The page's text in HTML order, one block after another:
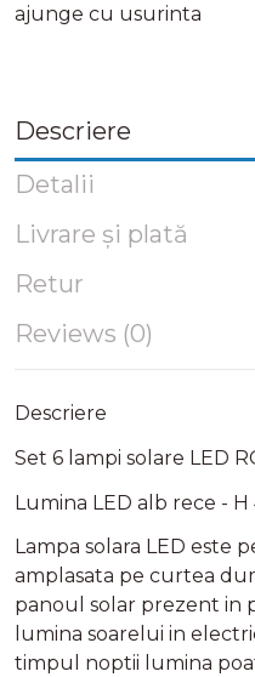
ajunge cu usurinta
Descriere
Detalii
Livrare și plată
Retur
Reviews (0)
Descriere
Set 6 lampi solare LED
Lumina LED alb rece - H
Lampa solara LED este
amplasata pe curtea
panoul solar prezent in
lumina soarelui in
timpul noptii lumina